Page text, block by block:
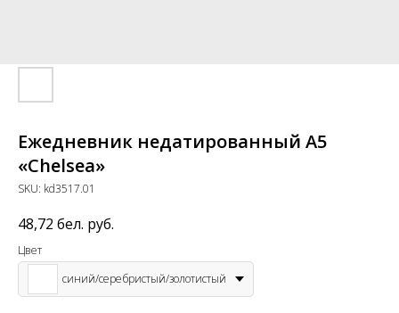
Ежедневник недатированный A5
«Chelsea»
SKU: kd3517.01
48,72 бел. руб.
Цвет
синий/серебристый/золотистый